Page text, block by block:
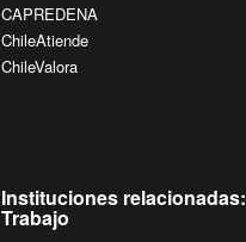
CAPREDENA
ChileAtiende
ChileValora
Instituciones relacionadas:
Trabajo